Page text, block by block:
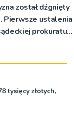
został dźgnięty
Pierwsze ustalenia
prokuratury
tysięcy złotych,